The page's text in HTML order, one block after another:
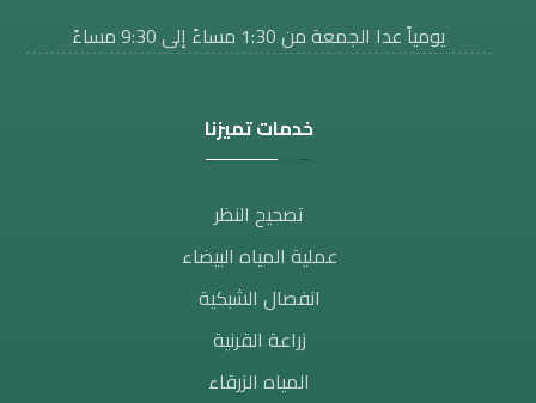
يومياً عدا الجمعة من 1:30 مساءََ إلى 9:30 مساءً
خدمات تميزنا
تصحيح النظر​
عملية المياه البيضاء
انفصال الشبكية
زراعة القرنية
المياه الزرقاء